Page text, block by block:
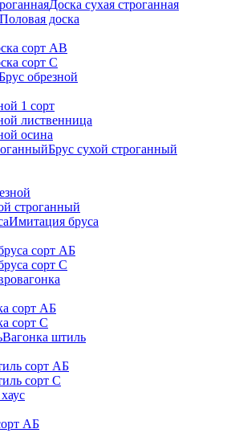
Доска сухая строганная
Половая доска
сорт АВ
сорт С
обрезной
1 сорт
лиственница
осина
Брус сухой строганный
строганный
Имитация бруса
сорт АБ
сорт С
сорт АБ
сорт С
Вагонка штиль
сорт АБ
сорт С
АБ